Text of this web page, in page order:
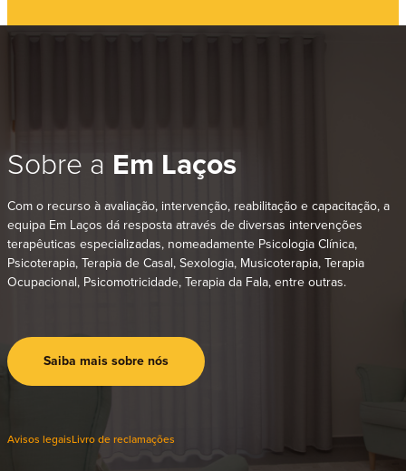
Sobre a Em Laços
Com o recurso à avaliação, intervenção, reabilitação e capacitação, a
equipa Em Laços dá resposta através de diversas intervenções
terapêuticas especializadas, nomeadamente Psicologia Clínica,
Psicoterapia, Terapia de Casal, Sexologia, Musicoterapia, Terapia
Ocupacional, Psicomotricidade, Terapia da Fala, entre outras.
Saiba mais sobre nós
Avisos legaisLivro de reclamações